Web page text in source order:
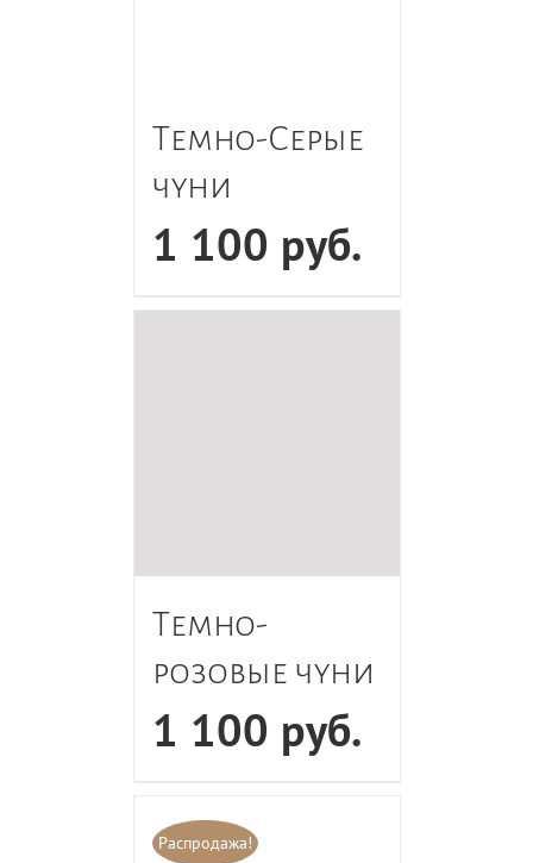
Темно-Серые
чуни
1 100 руб.
Темно-
розовые чуни
1 100 руб.
Распродажа!